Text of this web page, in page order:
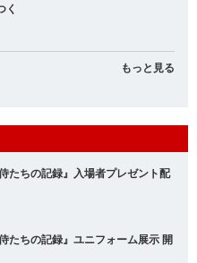
く
もっと見る
たちの記録』入場者プレゼント配
たちの記録』ユニフォーム展示 開